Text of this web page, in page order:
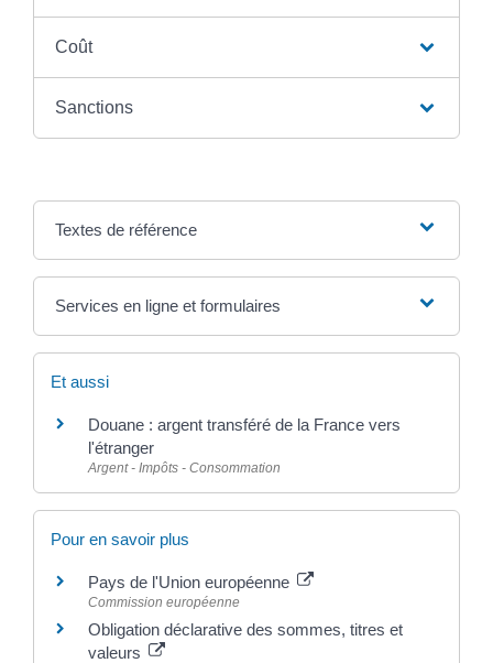
Coût
Sanctions
Textes de référence
Services en ligne et formulaires
Et aussi
Douane : argent transféré de la France vers
l'étranger
Argent - Impôts - Consommation
Pour en savoir plus
Pays de l'Union européenne
Commission européenne
Obligation déclarative des sommes, titres et
valeurs